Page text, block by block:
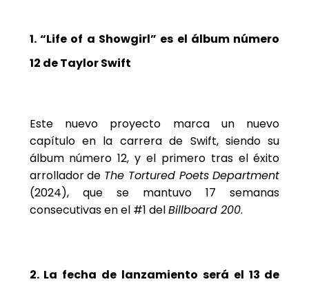
1. “Life of a Showgirl” es el álbum número
12 de Taylor Swift
Este nuevo proyecto marca un nuevo
capítulo en la carrera de Swift, siendo su
álbum número 12, y el primero tras el éxito
arrollador de The Tortured Poets Department
(2024), que se mantuvo 17 semanas
consecutivas en el #1 delBillboard 200.
2. La fecha de lanzamiento será el 13 de